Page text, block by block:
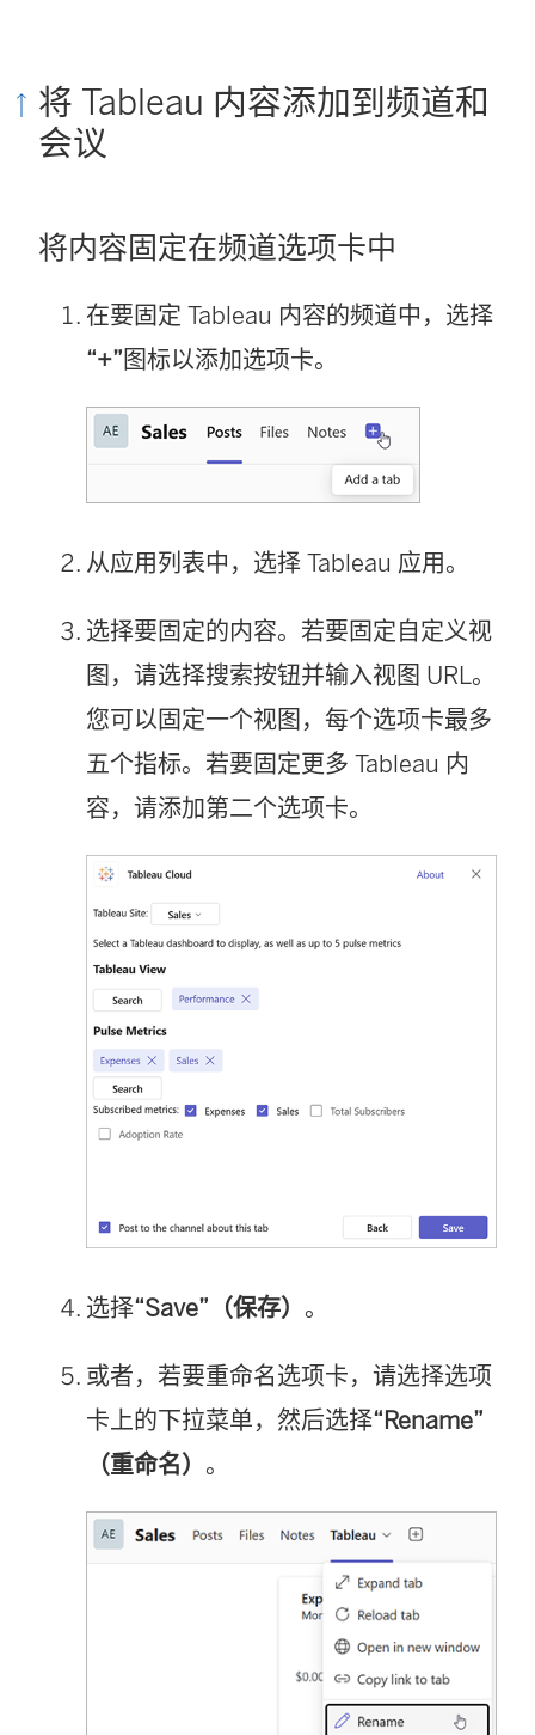
将 Tableau 内容添加到频道和
会议
将内容固定在频道选项卡中
在要固定 Tableau 内容的频道中，选择
“+”图标以添加选项卡。
从应用列表中，选择 Tableau 应用。
选择要固定的内容。若要固定自定义视
图，请选择搜索按钮并输入视图 URL。
您可以固定一个视图，每个选项卡最多
五个指标。若要固定更多 Tableau 内
容，请添加第二个选项卡。
选择“Save”（保存） 。
或者，若要重命名选项卡，请选择选项
卡上的下拉菜单，然后选择“Rename”
（重命名） 。